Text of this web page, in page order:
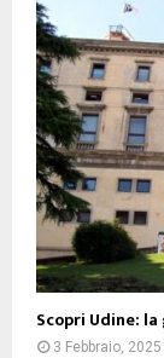
Scopri Udine:
3 Febbraio, 2025